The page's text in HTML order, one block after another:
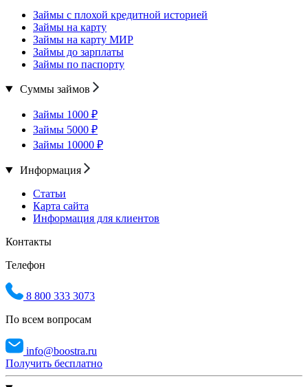
Займы с плохой кредитной историей
Займы на карту
Займы на карту МИР
Займы до зарплаты
Займы по паспорту
Суммы займов
Займы 1000 ₽
Займы 5000 ₽
Займы 10000 ₽
Информация
Статьи
Карта сайта
Информация для клиентов
Контакты
Телефон
8 800 333 3073
По всем вопросам
info@boostra.ru
Получить бесплатно